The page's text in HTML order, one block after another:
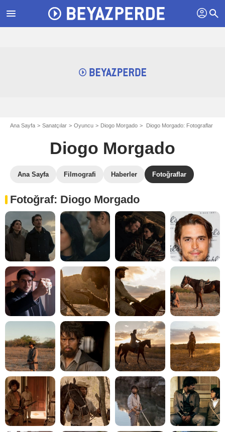
menu profil search
Ana Sayfa Sanatçılar Oyuncu Diogo Morgado Diogo Morgado: Fotograflar
Diogo Morgado
Ana Sayfa Filmografi Haberler Fotoğraflar
Fotoğraf: Diogo Morgado